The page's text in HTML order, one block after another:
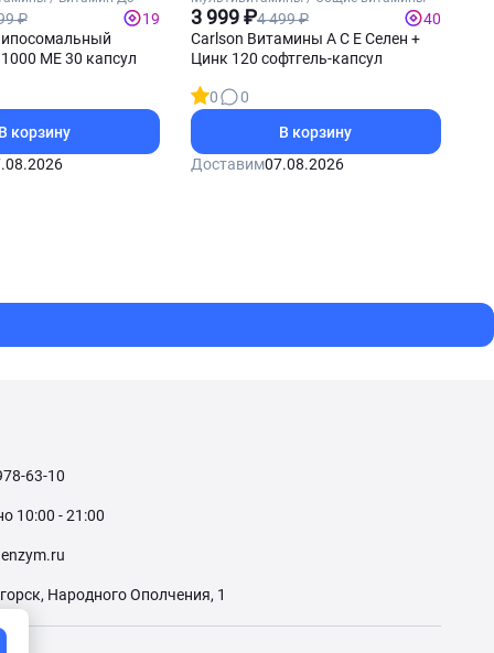
₽
19
МЕ 30 капсул
корзину
3 999 ₽4 499 ₽
40
Carlson Витамины А С Е Селен +
Цинк 120 софтгель-капсул
0
0
В корзину
Доставим07.08.2026
63-10
10:00 - 21:00
Народного Ополчения, 1